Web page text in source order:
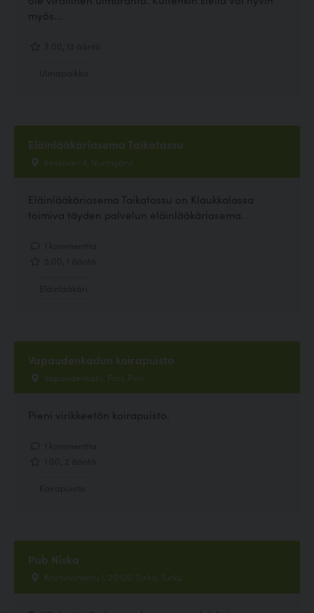
myös...
Eläinlääkäriasema Taikatassu
Keskivari 4, Nurmijärvi
Eläinlääkäriasema Taikatassu on Klaukkalassa
toimiva täyden palvelun eläinlääkäriasema.
Vapaudenkadun koirapuisto
Vapaudenkatu, Pori, Pori
Pieni virikkeetön koirapuisto.
Pub Niska
Kristiinankatu 1, 20100 Turku, Turku